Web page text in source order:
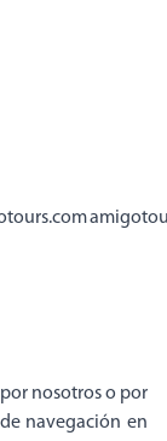
nosotros o por
navegación en